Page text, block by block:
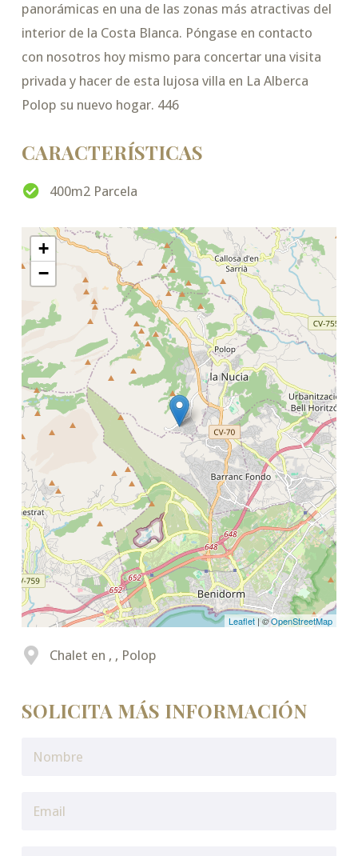
panorámicas en una de las zonas más atractivas del
interior de la Costa Blanca. Póngase en contacto
con nosotros hoy mismo para concertar una visita
privada y hacer de esta lujosa villa en La Alberca
Polop su nuevo hogar. 446
CARACTERÍSTICAS
400m2 Parcela
+
−
Leaflet | ©OpenStreetMap
Chalet en , , Polop
SOLICITA MÁS INFORMACIÓN